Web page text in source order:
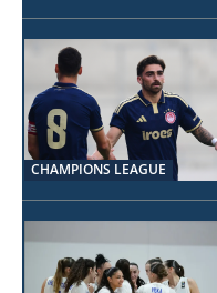
CHAMPIONS LEAGUE